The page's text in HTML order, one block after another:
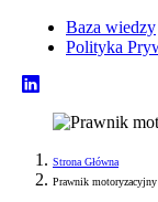
Baza wiedzy
Polityka
Strona Główna
Prawnik